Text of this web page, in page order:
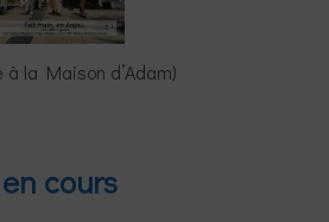
la Maison d’Adam)
cours